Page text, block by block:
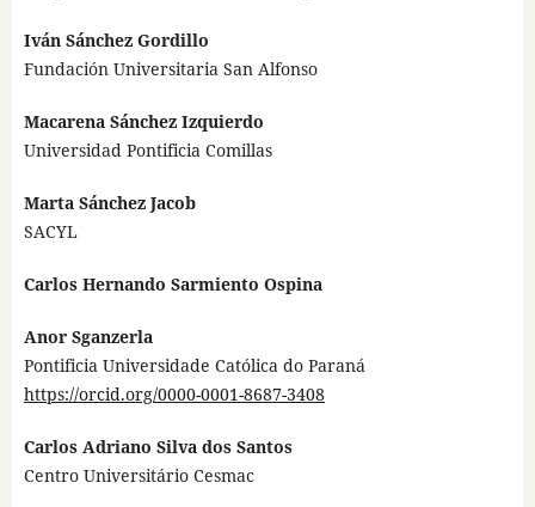
Iván Sánchez Gordillo
Fundación Universitaria San Alfonso
Macarena Sánchez Izquierdo
Universidad Pontificia Comillas
Marta Sánchez Jacob
SACYL
Carlos Hernando Sarmiento Ospina
Anor Sganzerla
Pontificia Universidade Católica do Paraná
https://orcid.org/0000-0001-8687-3408
Carlos Adriano Silva dos Santos
Centro Universitário Cesmac